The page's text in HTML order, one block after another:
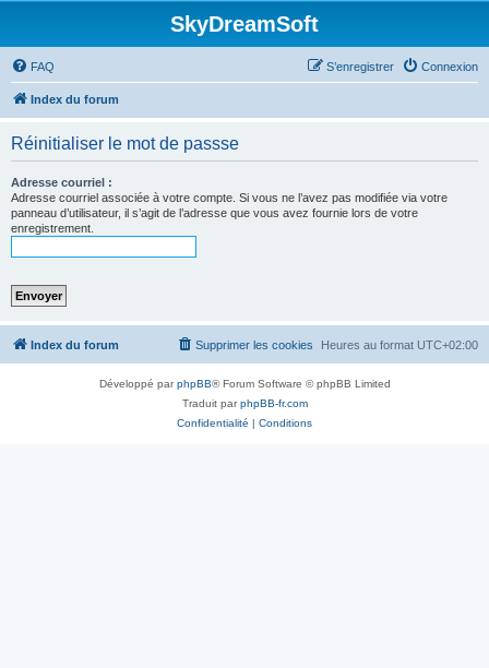
SkyDreamSoft
FAQ Connexion
S’enregistrer
Index du forum
Réinitialiser le mot de passse
Adresse courriel :
Adresse courriel associée à votre compte. Si vous ne l’avez pas modifiée via votre
panneau d’utilisateur, il s’agit de l’adresse que vous avez fournie lors de votre
enregistrement.
Index du forum Heures au format UTC+02:00
Supprimer les cookies
Développé parphpBB® Forum Software © phpBB Limited
Traduit parphpBB-fr.com
Confidentialité | Conditions